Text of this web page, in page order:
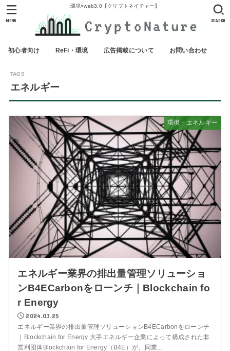
環境×web3.0【クリプトネイチャー】
初心者向け ReFi・環境 広告掲載について お問い合わせ
SEARCH
MENU
エネルギー
環境・エネルギー
エネルギー業界の排出量管理ソリューショ
ンB4ECarbonをローンチ｜Blockchain fo
r Energy
2024.03.25
エネルギー業界の排出量管理ソリューションB4ECarbonをローンチ
｜Blockchain for Energy 大手エネルギー企業によって構成された非
営利団体Blockchain for Energy（B4E）が、同業...